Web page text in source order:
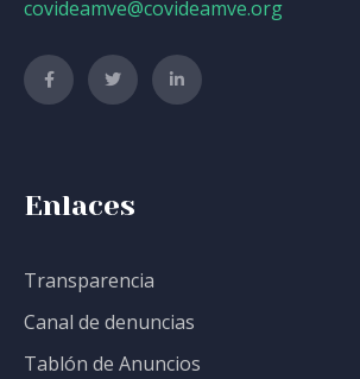
covideamve@covideamve.org
Enlaces
Transparencia
Canal de denuncias
Tablón de Anuncios